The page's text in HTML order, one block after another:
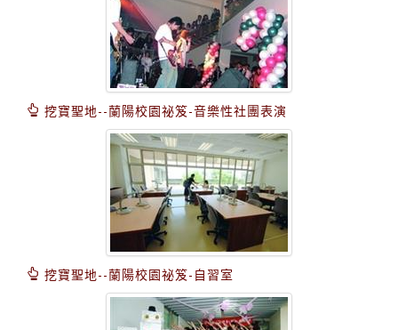
挖寶聖地--蘭陽校園祕笈-音樂性社團表演
挖寶聖地--蘭陽校園祕笈-自習室